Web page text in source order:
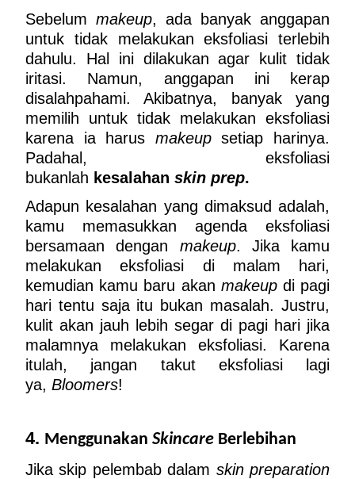
Sebelum makeup, ada banyak anggapan
untuk tidak melakukan eksfoliasi terlebih
dahulu. Hal ini dilakukan agar kulit tidak
iritasi. Namun, anggapan ini kerap
disalahpahami. Akibatnya, banyak yang
memilih untuk tidak melakukan eksfoliasi
karena ia harus makeup setiap harinya.
Padahal, eksfoliasi
bukanlah kesalahan skin prep.
Adapun kesalahan yang dimaksud adalah,
kamu memasukkan agenda eksfoliasi
bersamaan dengan makeup. Jika kamu
melakukan eksfoliasi di malam hari,
kemudian kamu baru akan makeup di pagi
hari tentu saja itu bukan masalah. Justru,
kulit akan jauh lebih segar di pagi hari jika
malamnya melakukan eksfoliasi. Karena
itulah, jangan takut eksfoliasi lagi
ya, Bloomers!
4. Menggunakan Skincare Berlebihan
Jika skip pelembab dalam skin preparation